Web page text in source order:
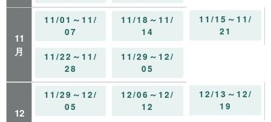
11
月
11/01～11/
07
11/18～11/
14
11/15～11/
21
11/22～11/
28
11/29～12/
05
12
11/29～12/
05
12/06～12/
12
12/13～12/
19